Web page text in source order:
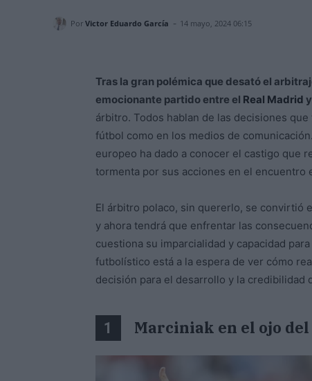
Por Victor Eduardo García - 14 mayo, 2024 06:15
Tras la gran polémica que desató el
emocionante partido entre el Real Madrid
árbitro. Todos hablan de las decisiones
fútbol como en los medios de
europeo ha dado a conocer el castigo que
tormenta por sus acciones en el
El árbitro polaco, sin quererlo, se convirtió
y ahora tendrá que enfrentar las
cuestiona su imparcialidad y capacidad
futbolístico está a la espera de ver cómo
decisión para el desarrollo y la credibilidad
1 Marciniak en el ojo